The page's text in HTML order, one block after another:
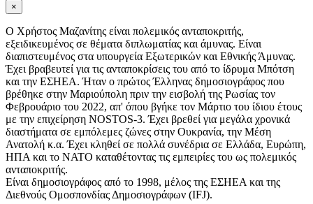
×
Ο Χρήστος Μαζανίτης είναι πολεμικός ανταποκριτής,
εξειδικευμένος σε θέματα διπλωματίας και άμυνας. Είναι
διαπιστευμένος στα υπουργεία Εξωτερικών και Εθνικής Άμυνας.
Έχει βραβευτεί για τις ανταποκρίσεις του από το ίδρυμα Μπότση
και την ΕΣΗΕΑ. Ήταν ο πρώτος Έλληνας δημοσιογράφος που
βρέθηκε στην Μαριούπολη πριν την εισβολή της Ρωσίας τον
Φεβρουάριο του 2022, απ' όπου βγήκε τον Μάρτιο του ίδιου έτους
με την επιχείρηση NOSTOS-3. Έχει βρεθεί για μεγάλα χρονικά
διαστήματα σε εμπόλεμες ζώνες στην Ουκρανία, την Μέση
Ανατολή κ.α. Έχει κληθεί σε πολλά συνέδρια σε Ελλάδα, Ευρώπη,
ΗΠΑ και το ΝΑΤΟ καταθέτοντας τις εμπειρίες του ως πολεμικός
ανταποκριτής.
Είναι δημοσιογράφος από το 1998, μέλος της ΕΣΗΕΑ και της
Διεθνούς Ομοσπονδίας Δημοσιογράφων (IFJ).